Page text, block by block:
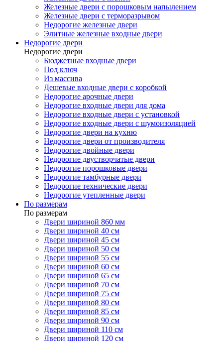
Железные двери с порошковым напылением
Железные двери с терморазрывом
Недорогие железные двери
Элитные железные входные двери
Недорогие двери
Недорогие двери
Бюджетные входные двери
Под ключ
Из массива
Дешевые входные двери с коробкой
Недорогие арочные двери
Недорогие входные двери для дома
Недорогие входные двери с установкой
Недорогие входные двери с шумоизоляцией
Недорогие двери на кухню
Недорогие двери от производителя
Недорогие двойные двери
Недорогие двустворчатые двери
Недорогие порошковые двери
Недорогие тамбурные двери
Недорогие технические двери
Недорогие утепленные двери
По размерам
По размерам
Двери шириной 860 мм
Двери шириной 40 см
Двери шириной 45 см
Двери шириной 50 см
Двери шириной 55 см
Двери шириной 60 см
Двери шириной 65 см
Двери шириной 70 см
Двери шириной 75 см
Двери шириной 80 см
Двери шириной 85 см
Двери шириной 90 см
Двери шириной 110 см
Двери шириной 120 см